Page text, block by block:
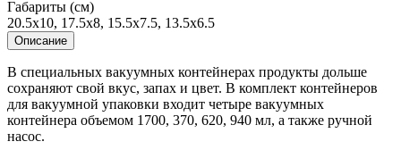
Габариты (см)
20.5x10, 17.5x8, 15.5x7.5, 13.5x6.5
Описание
В специальных вакуумных контейнерах продукты дольше
сохраняют свой вкус, запах и цвет. В комплект контейнеров
для вакуумной упаковки входит четыре вакуумных
контейнера объемом 1700, 370, 620, 940 мл, а также ручной
насос.